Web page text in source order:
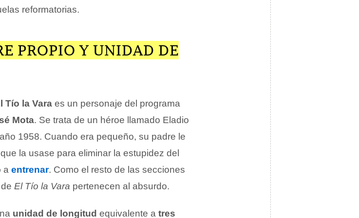
reformatorias.
PROPIO Y UNIDAD DE
Tío la Vara es un personaje del programa
Mota. Se trata de un héroe llamado Eladio
1958. Cuando era pequeño, su padre le
la usase para eliminar la estupidez del
a entrenar. Como el resto de las secciones
El Tío la Vara pertenecen al absurdo.
unidad de longitud equivalente a tres